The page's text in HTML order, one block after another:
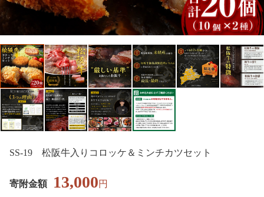
SS-19 松阪牛入りコロッケ＆ミンチカツセット
寄附金額 13,000円